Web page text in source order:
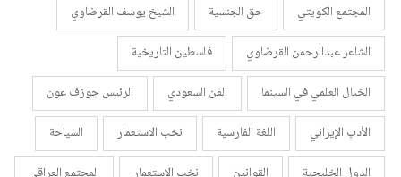
المجتمع الكويتي
حق الجنسية
الشيخ يوسف القرضاوي
الشاعر عبدالرحمن القرضاوي
فلسطين التاريخية
الخيال العلمي في السينما
الفن السعودي
الرئيس جوزف عون
الأدب الإيراني
اللغة الفارسية نخب الاستعمار
السياحة